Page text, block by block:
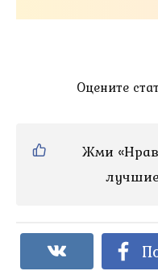
Оцените
Жми